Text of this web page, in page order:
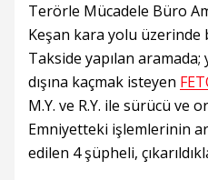
Terörle Mücadele Büro
Keşan kara yolu
Takside yapılan aramada;
dışına kaçmak isteyen
M.Y. ve R.Y. ile sürücü ve
Emniyetteki işlemlerinin
edilen 4 şüpheli,